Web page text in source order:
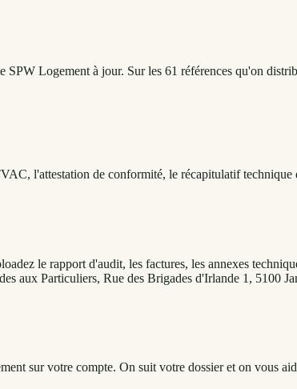
Logement à jour. Sur les 61 références qu'on
l'attestation de conformité, le récapitulatif
le rapport d'audit, les factures, les annexes
aux Particuliers, Rue des Brigades d'Irlande 1, 5100
sur votre compte. On suit votre dossier et on vous